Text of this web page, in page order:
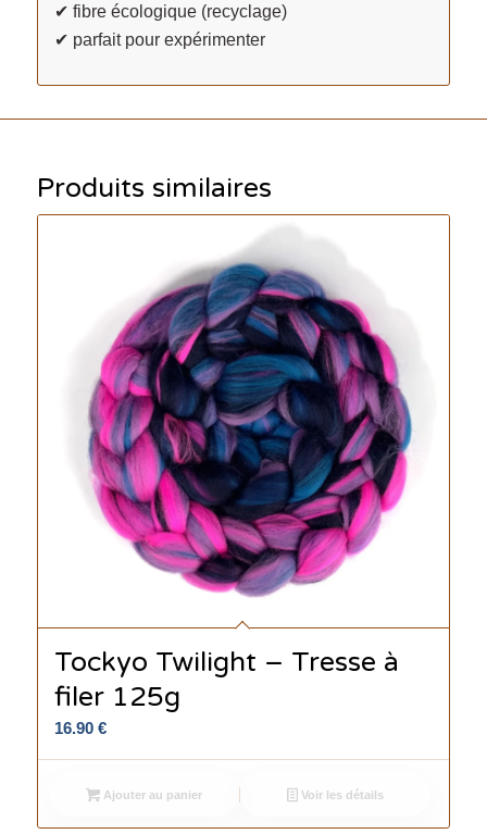
✔ fibre écologique (recyclage)
✔ parfait pour expérimenter
Produits similaires
Tockyo Twilight – Tresse à
filer 125g
16.90 €
Ajouter au panier Voir les détails